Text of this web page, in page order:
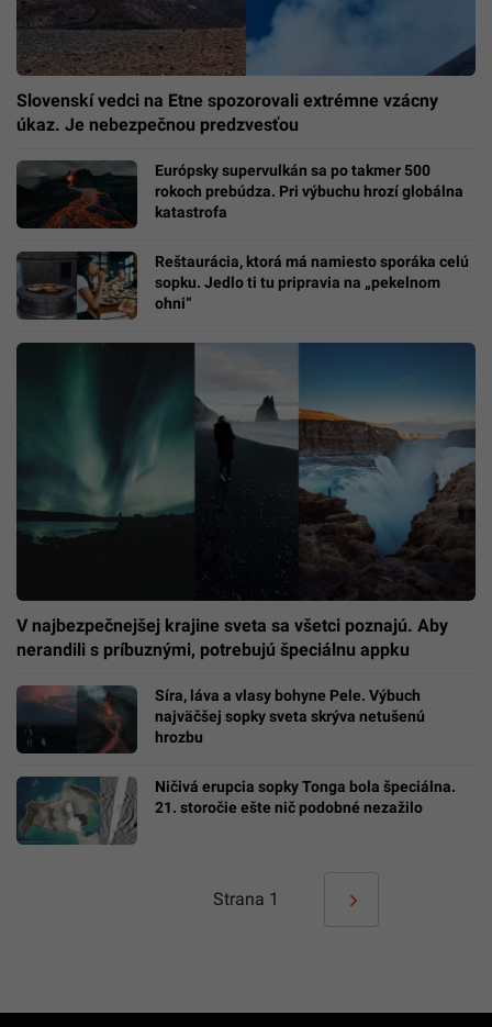
Slovenskí vedci na Etne spozorovali extrémne vzácny
úkaz. Je nebezpečnou predzvesťou
Európsky supervulkán sa po takmer 500
rokoch prebúdza. Pri výbuchu hrozí globálna
katastrofa
Reštaurácia, ktorá má namiesto sporáka celú
sopku. Jedlo ti tu pripravia na „pekelnom
ohni“
V najbezpečnejšej krajine sveta sa všetci poznajú. Aby
nerandili s príbuznými, potrebujú špeciálnu appku
Síra, láva a vlasy bohyne Pele. Výbuch
najväčšej sopky sveta skrýva netušenú
hrozbu
Ničivá erupcia sopky Tonga bola špeciálna.
21. storočie ešte nič podobné nezažilo
Strana 1